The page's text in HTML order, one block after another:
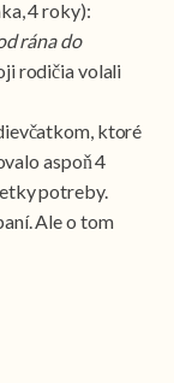
4 roky):
rána do
rodičia volali
ktoré
aspoň 4
potreby.
Ale o tom